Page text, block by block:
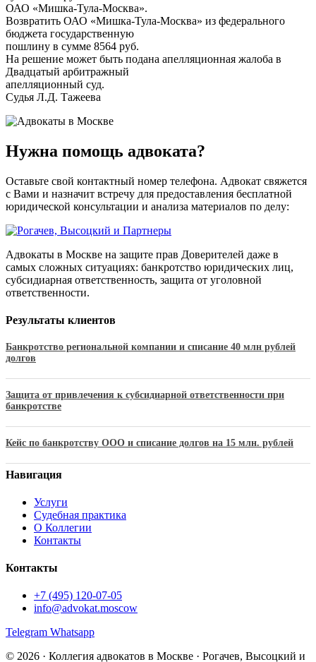
ОАО «Мишка-Тула-Москва».
Возвратить ОАО «Мишка-Тула-Москва» из федерального
бюджета государственную
пошлину в сумме 8564 руб.
На решение может быть подана апелляционная жалоба в
Двадцатый арбитражный
апелляционный суд.
Судья Л.Д. Тажеева
Нужна помощь адвоката?
Оставьте свой контактный номер телефона. Адвокат свяжется
с Вами и назначит встречу для предоставления бесплатной
юридической консультации и анализа материалов по делу:
Адвокаты в Москве на защите прав Доверителей даже в
самых сложных ситуациях: банкротство юридических лиц,
субсидиарная ответственность, защита от уголовной
ответственности.
Результаты клиентов
Банкротство региональной компании и списание 40 млн рублей
долгов
Защита от привлечения к субсидиарной ответственности при
банкротстве
Кейс по банкротству ООО и списание долгов на 15 млн. рублей
Навигация
Услуги
Судебная практика
О Коллегии
Контакты
Контакты
+7 (495) 120-07-05
info@advokat.moscow
Telegram Whatsapp
© 2026 · Коллегия адвокатов в Москве · Рогачев, Высоцкий и